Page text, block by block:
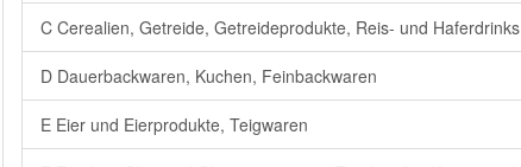
C Cerealien, Getreide, Getreideprodukte, Reis- und Haferdrinks
D Dauerbackwaren, Kuchen, Feinbackwaren
E Eier und Eierprodukte, Teigwaren